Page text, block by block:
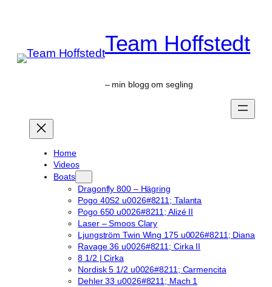
Team Hoffstedt
– min blogg om segling
Home
Videos
Boats
Dragonfly 800 – Hägring
Pogo 40S2 u0026#8211; Talanta
Pogo 650 u0026#8211; Alizé II
Laser – Smoos Clary
Ljungström Twin Wing 175 u0026#8211; Diana
Ravage 36 u0026#8211; Cirka II
8 1/2 | Cirka
Nordisk 5 1/2 u0026#8211; Carmencita
Dehler 33 u0026#8211; Mach 1